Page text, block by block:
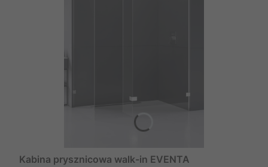
Kabina prysznicowa walk-in EVENTA